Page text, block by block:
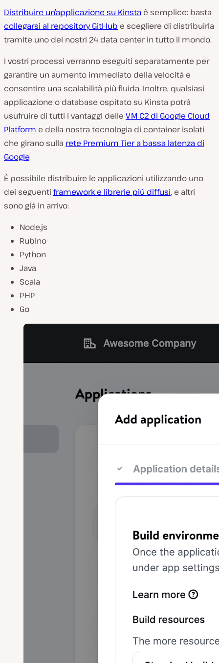
Distribuire un’applicazione su Kinsta è semplice: basta
collegarsi al repository GitHub e scegliere di distribuirla
tramite uno dei nostri 24 data center in tutto il mondo.
I vostri processi verranno eseguiti separatamente per
garantire un aumento immediato della velocità e
consentire una scalabilità più fluida. Inoltre, qualsiasi
applicazione o database ospitato su Kinsta potrà
usufruire di tutti i vantaggi delle VM C2 di Google Cloud
Platform e della nostra tecnologia di container isolati
che girano sulla rete Premium Tier a bassa latenza di
Google.
È possibile distribuire le applicazioni utilizzando uno
dei seguenti framework e librerie più diffusi, e altri
sono già in arrivo:
Node.js
Rubino
Python
Java
Scala
PHP
Go